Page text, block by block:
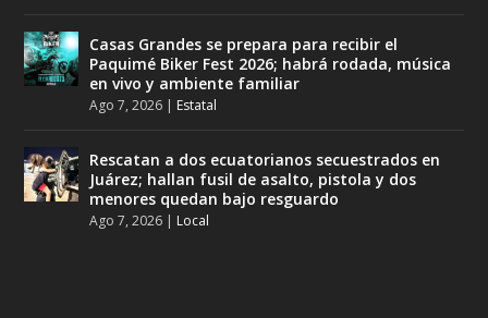
Casas Grandes se prepara para recibir el
Paquimé Biker Fest 2026; habrá rodada, música
en vivo y ambiente familiar
Ago 7, 2026 | Estatal
Rescatan a dos ecuatorianos secuestrados en
Juárez; hallan fusil de asalto, pistola y dos
menores quedan bajo resguardo
Ago 7, 2026 | Local